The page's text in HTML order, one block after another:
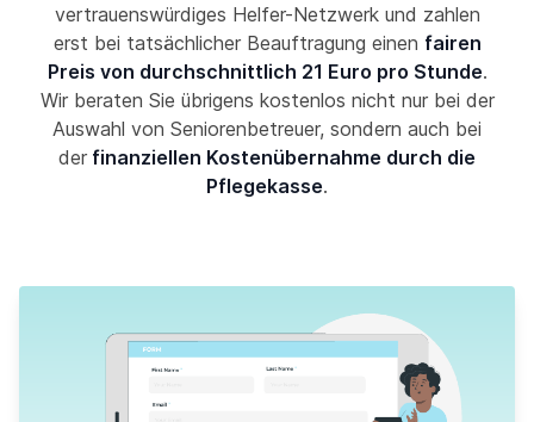
vertrauenswürdiges Helfer-Netzwerk und zahlen
erst bei tatsächlicher Beauftragung einen fairen
Preis von durchschnittlich 21 Euro pro Stunde.
Wir beraten Sie übrigens kostenlos nicht nur bei der
Auswahl von Seniorenbetreuer, sondern auch bei
der finanziellen Kostenübernahme durch die
Pflegekasse.